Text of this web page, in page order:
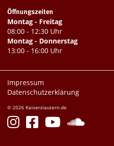
Öffnungszeiten
Montag - Freitag
08:00 - 12:30 Uhr
Montag - Donnerstag
13:00 - 16:00 Uhr
Impressum
Datenschutzerklärung
© 2026 Kaiserslautern.de